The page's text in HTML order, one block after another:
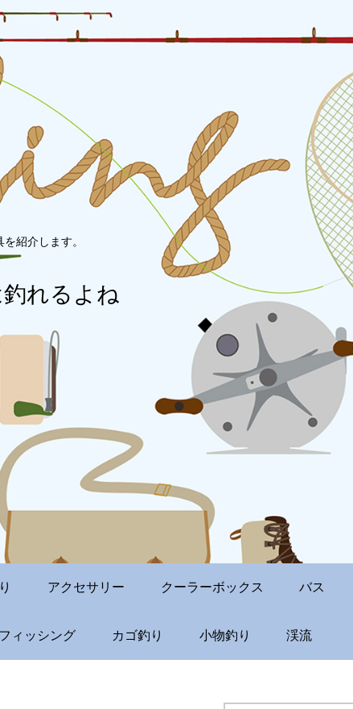
紹介します。
れるよね
アクセサリー クーラーボックス バス
ィッシング カゴ釣り 小物釣り 渓流